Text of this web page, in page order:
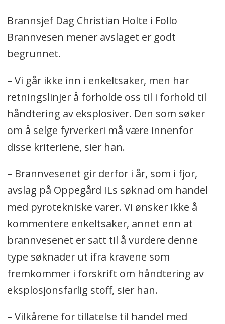
Brannsjef Dag Christian Holte i Follo
Brannvesen mener avslaget er godt
begrunnet.
– Vi går ikke inn i enkeltsaker, men har
retningslinjer å forholde oss til i forhold til
håndtering av eksplosiver. Den som søker
om å selge fyrverkeri må være innenfor
disse kriteriene, sier han.
– Brannvesenet gir derfor i år, som i fjor,
avslag på Oppegård ILs søknad om handel
med pyrotekniske varer. Vi ønsker ikke å
kommentere enkeltsaker, annet enn at
brannvesenet er satt til å vurdere denne
type søknader ut ifra kravene som
fremkommer i forskrift om håndtering av
eksplosjonsfarlig stoff, sier han.
– Vilkårene for tillatelse til handel med